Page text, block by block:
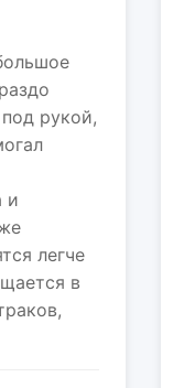
рукой,
и
легче
в